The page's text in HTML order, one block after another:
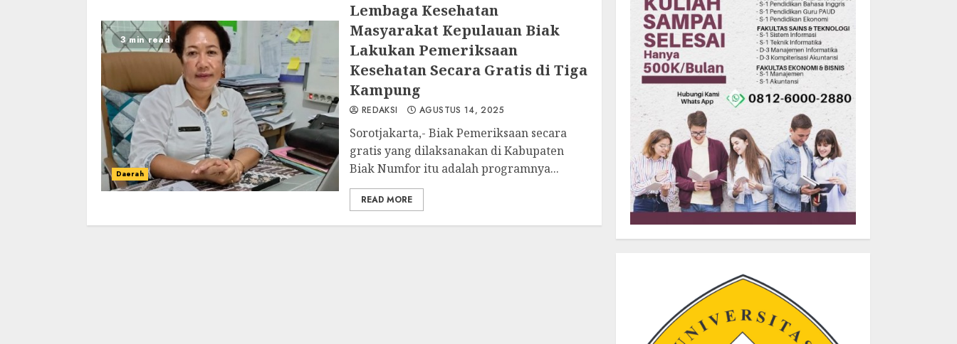
3 min read
Daerah
Lembaga Kesehatan
Masyarakat Kepulauan Biak
Lakukan Pemeriksaan
Kesehatan Secara Gratis di Tiga
Kampung
REDAKSI AGUSTUS 14, 2025
Sorotjakarta,- Biak Pemeriksaan secara
gratis yang dilaksanakan di Kabupaten
Biak Numfor itu adalah programnya...
READ MORE